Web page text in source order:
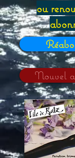
ou
Nouvel